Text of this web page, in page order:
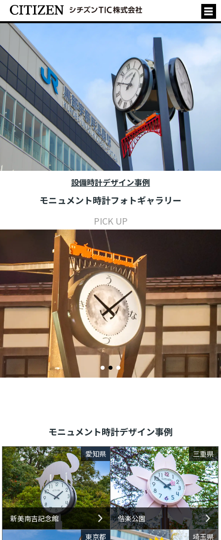
設備時計デザイン事例
モニュメント時計フォトギャラリー
PICK UP
モニュメント時計デザイン事例
愛知県
新美南吉記念館
三重県
偕楽公園
東京都
埼玉県